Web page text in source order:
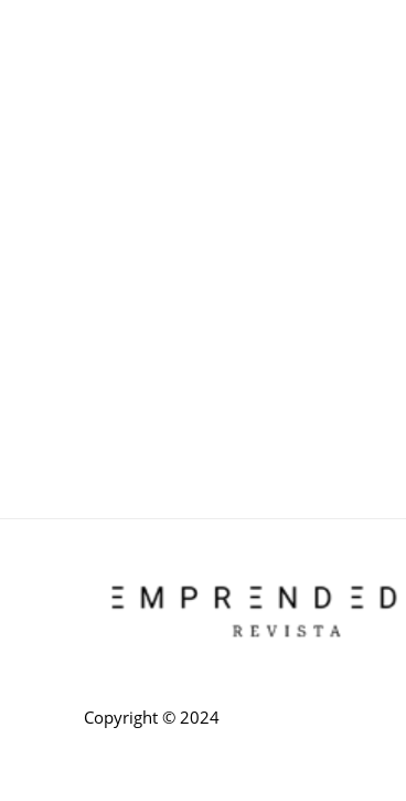
Copyright © 2024